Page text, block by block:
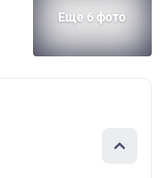
Еще 6 фото